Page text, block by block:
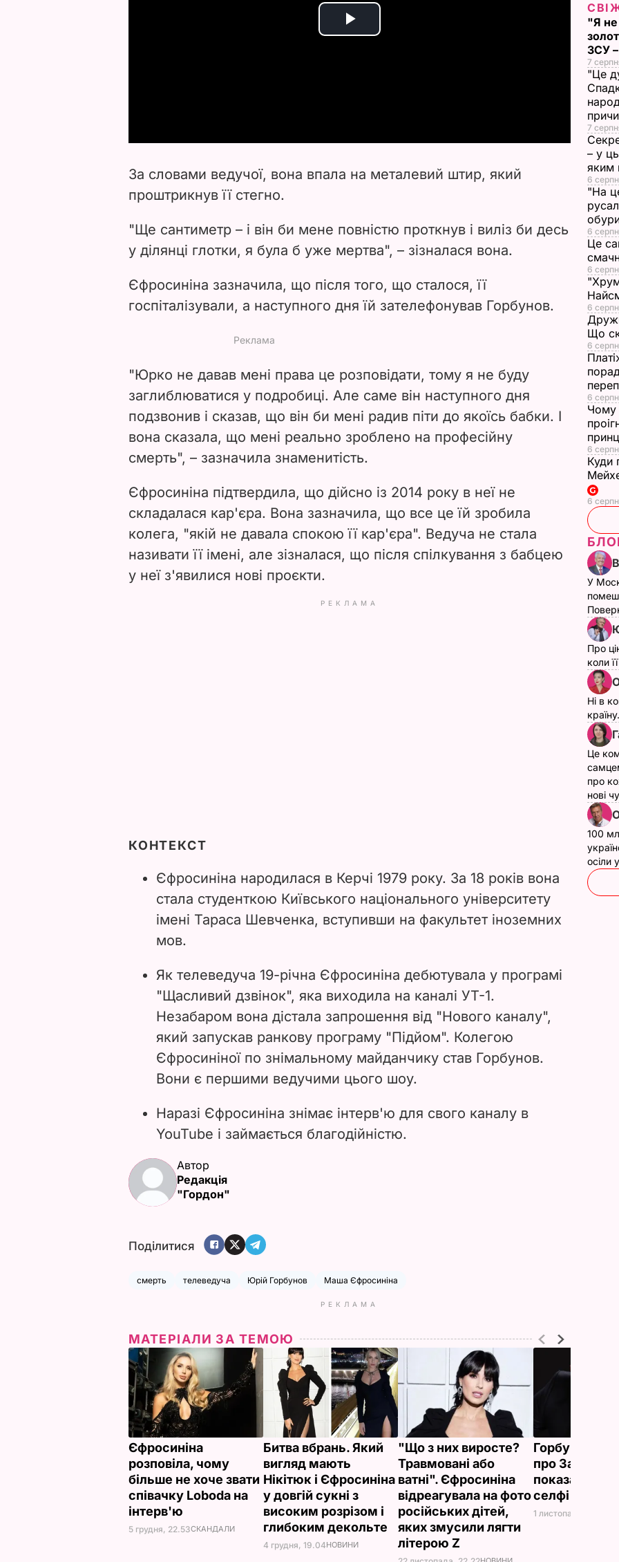
P
d
e
o
За словами ведучої, вона впала на металевий штир, який
проштрикнув її стегно.
"Ще сантиметр – і він би мене повністю проткнув і виліз би десь
у ділянці глотки, я була б уже мертва", – зізналася вона.
Єфросиніна зазначила, що після того, що сталося, її
госпіталізували, а наступного дня їй зателефонував Горбунов.
"Юрко не давав мені права це розповідати, тому я не буду
заглиблюватися у подробиці. Але саме він наступного дня
подзвонив і сказав, що він би мені радив піти до якоїсь бабки. І
вона сказала, що мені реально зроблено на професійну
смерть", – зазначила знаменитість.
Єфросиніна підтвердила, що дійсно із 2014 року в неї не
складалася кар'єра. Вона зазначила, що все це їй зробила
колега, "якій не давала спокою її кар'єра". Ведуча не стала
називати її імені, але зізналася, що після спілкування з бабцею
у неї з'явилися нові проєкти.
РЕКЛАМА
КОНТЕКСТ
Єфросиніна народилася в Керчі 1979 року. За 18 років вона
стала студенткою Київського національного університету
імені Тараса Шевченка, вступивши на факультет іноземних
мов.
Як телеведуча 19-річна Єфросиніна дебютувала у програмі
"Щасливий дзвінок", яка виходила на каналі УТ-1.
Незабаром вона дістала запрошення від "Нового каналу",
який запускав ранкову програму "Підйом". Колегою
Єфросиніної по знімальному майданчику став Горбунов.
Вони є першими ведучими цього шоу.
Наразі Єфросиніна знімає інтерв'ю для свого каналу в
YouTube і займається благодійністю.
Автор
Редакція
"Гордон"
Поділитися
смерть телеведуча Юрій Горбунов Маша Єфросиніна
РЕКЛАМА
МАТЕРІАЛИ ЗА ТЕМОЮ
Єфросиніна
розповіла, чому
більше не хоче звати
співачку Loboda на
інтерв'ю
5 грудня, 22.53СКАНДАЛИ
Битва вбрань. Який
вигляд мають
Нікітюк і Єфросиніна
у довгій сукні з
високим розрізом і
глибоким декольте
4 грудня, 19.04НОВИНИ
"Що з них виросте?
Травмовані або
ватні". Єфросиніна
відреагувала на фото
російських дітей,
яких змусили лягти
літерою Z
Горбунов
про
показав
селфі
1 листопада, 19.07
"Я
ЗСУ
7
"Це
7
– у
яким
6
"На
6
Це
6
6
Що
6
6
Чому
6
Куди
6
У
Про
коли
Ні в
Це
про
нові
100
осіли